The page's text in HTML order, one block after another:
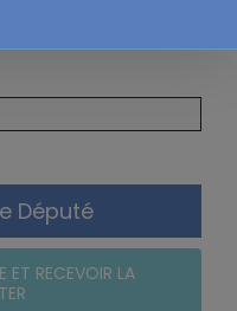
Député
ET RECEVOIR LA